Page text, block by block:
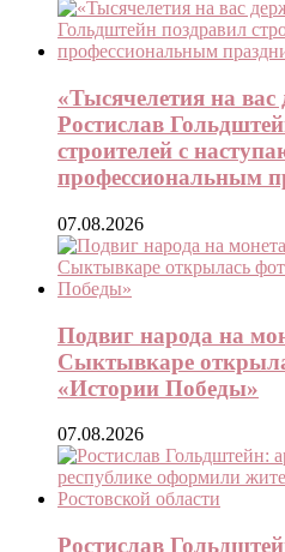
«Тысячелетия на вас
Ростислав
строителей с
профессиональным
07.08.2026
Подвиг народа на
Сыктывкаре
«Истории Победы»
07.08.2026
Ростислав